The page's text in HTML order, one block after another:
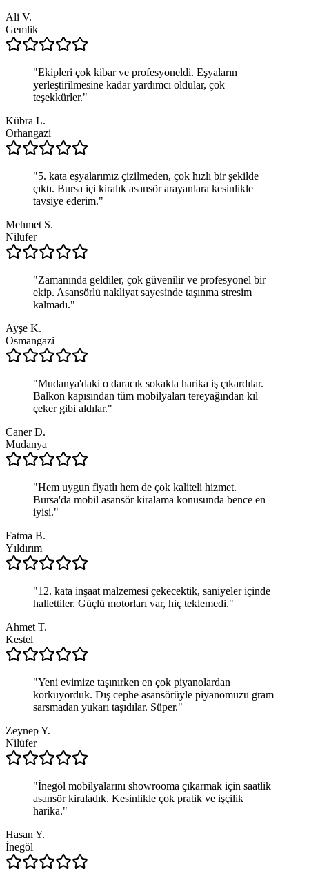
Ali V.
Gemlik
"Ekipleri çok kibar ve profesyoneldi. Eşyaların
yerleştirilmesine kadar yardımcı oldular, çok
teşekkürler."
Kübra L.
Orhangazi
"5. kata eşyalarımız çizilmeden, çok hızlı bir şekilde
çıktı. Bursa içi kiralık asansör arayanlara kesinlikle
tavsiye ederim."
Mehmet S.
Nilüfer
"Zamanında geldiler, çok güvenilir ve profesyonel bir
ekip. Asansörlü nakliyat sayesinde taşınma stresim
kalmadı."
Ayşe K.
Osmangazi
"Mudanya'daki o daracık sokakta harika iş çıkardılar.
Balkon kapısından tüm mobilyaları tereyağından kıl
çeker gibi aldılar."
Caner D.
Mudanya
"Hem uygun fiyatlı hem de çok kaliteli hizmet.
Bursa'da mobil asansör kiralama konusunda bence en
iyisi."
Fatma B.
Yıldırım
"12. kata inşaat malzemesi çekecektik, saniyeler içinde
hallettiler. Güçlü motorları var, hiç teklemedi."
Ahmet T.
Kestel
"Yeni evimize taşınırken en çok piyanolardan
korkuyorduk. Dış cephe asansörüyle piyanomuzu gram
sarsmadan yukarı taşıdılar. Süper."
Zeynep Y.
Nilüfer
"İnegöl mobilyalarını showrooma çıkarmak için saatlik
asansör kiraladık. Kesinlikle çok pratik ve işçilik
harika."
Hasan Y.
İnegöl